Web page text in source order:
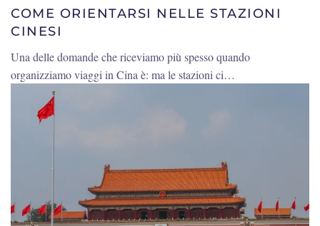
COME ORIENTARSI NELLE STAZIONI
CINESI
Una delle domande che riceviamo più spesso quando
organizziamo viaggi in Cina è: ma le stazioni ci…